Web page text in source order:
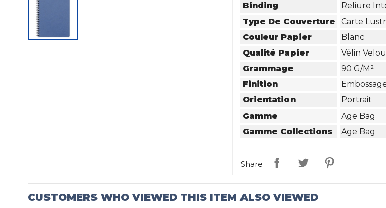
Binding
Reliure
Type De Couverture
Carte
Couleur Papier
Blanc
Qualité Papier
Vélin
Grammage
90 G/m²
Finition
Orientation
Portrait
Gamme
Age Bag
Gamme Collections
Age Bag
Share
CUSTOMERS WHO VIEWED THIS ITEM ALSO VIEWED